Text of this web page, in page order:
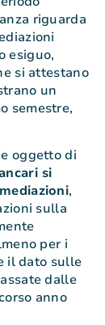
riguarda
esiguo,
si attestano
un
semestre,
oggetto di
si
,
sulla
per i
il dato sulle
dalle
anno